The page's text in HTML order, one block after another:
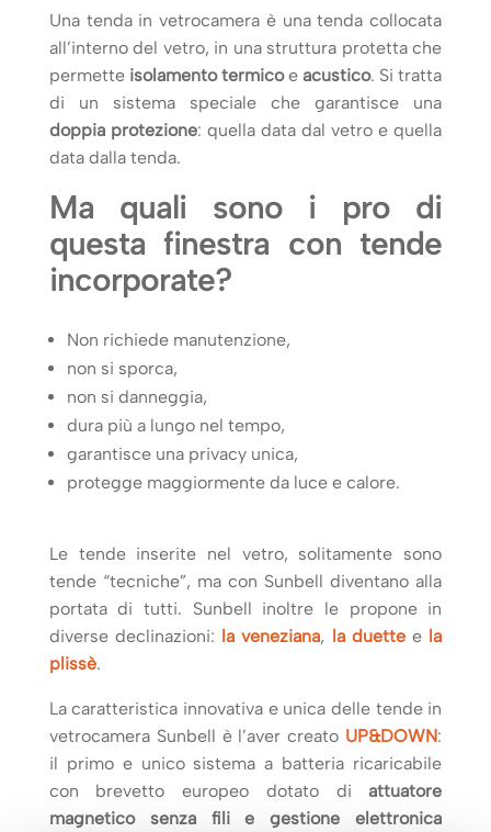
Una tenda in vetrocamera è una tenda collocata
all’interno del vetro, in una struttura protetta che
permette isolamento termicoeacustico. Si tratta
di un sistema speciale che garantisce una
doppia protezione: quella data dal vetro e quella
data dalla tenda.
Ma quali sono i pro di
questa finestra con tende
incorporate?
Non richiede manutenzione,
non si sporca,
non si danneggia,
dura più a lungo nel tempo,
garantisce una privacy unica,
protegge maggiormente da luce e calore.
Le tende inserite nel vetro, solitamente sono
tende “tecniche”, ma con Sunbell diventano alla
portata di tutti. Sunbell inoltre le propone in
diverse declinazioni: la veneziana, la duettee la
plissè.
La caratteristica innovativa e unica delle tende in
vetrocamera Sunbell è l’aver creato UP&DOWN:
il primo e unico sistema a batteria ricaricabile
con brevetto europeo dotato diattuatore
magnetico senza fili e gestione elettronica